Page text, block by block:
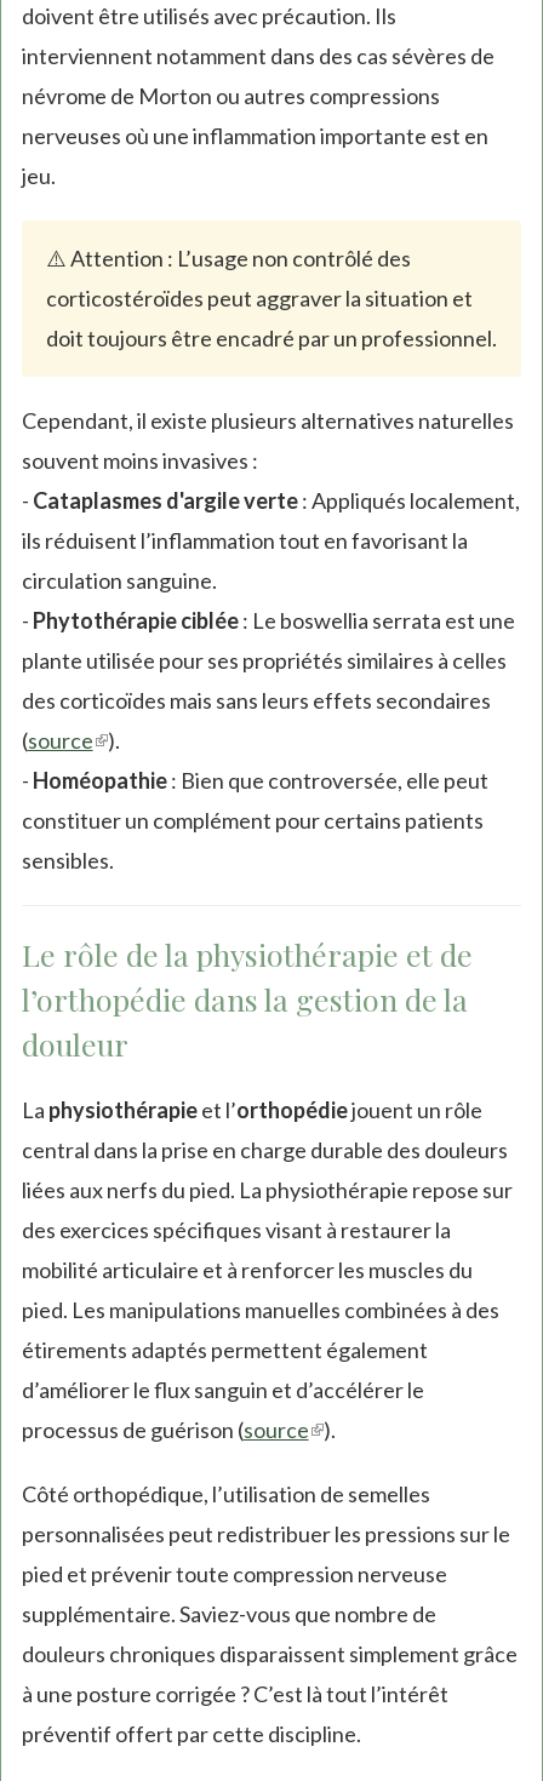
doivent être utilisés avec précaution. Ils
interviennent notamment dans des cas sévères de
névrome de Morton ou autres compressions
nerveuses où une inflammation importante est en
jeu.
⚠️ Attention : L’usage non contrôlé des
corticostéroïdes peut aggraver la situation et
doit toujours être encadré par un professionnel.
Cependant, il existe plusieurs alternatives naturelles
souvent moins invasives :
- Cataplasmes d'argile verte: Appliqués localement,
ils réduisent l’inflammation tout en favorisant la
circulation sanguine.
- Phytothérapie ciblée: Le boswellia serrata est une
plante utilisée pour ses propriétés similaires à celles
des corticoïdes mais sans leurs effets secondaires
(source(link
is
external)
).
- Homéopathie: Bien que controversée, elle peut
constituer un complément pour certains patients
sensibles.
Le rôle de la physiothérapie et de
l’orthopédie dans la gestion de la
douleur
La physiothérapieet l’orthopédiejouent un rôle
central dans la prise en charge durable des douleurs
liées aux nerfs du pied. La physiothérapie repose sur
des exercices spécifiques visant à restaurer la
mobilité articulaire et à renforcer les muscles du
pied. Les manipulations manuelles combinées à des
étirements adaptés permettent également
d’améliorer le flux sanguin et d’accélérer le
processus de guérison (source(link
external)
).
Côté orthopédique, l’utilisation de semelles
personnalisées peut redistribuer les pressions sur le
pied et prévenir toute compression nerveuse
supplémentaire. Saviez-vous que nombre de
douleurs chroniques disparaissent simplement grâce
à une posture corrigée ? C’est là tout l’intérêt
préventif offert par cette discipline.